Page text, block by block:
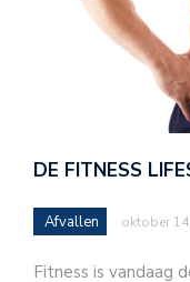
DE FITNESS
Afvallen oktober
Fitness is vandaag